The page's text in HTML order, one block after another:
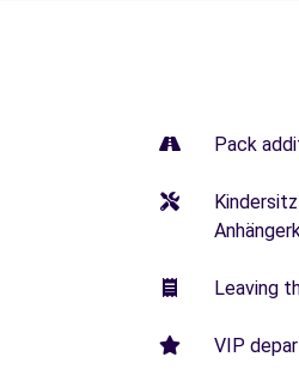
Pack
Leaving
VIP